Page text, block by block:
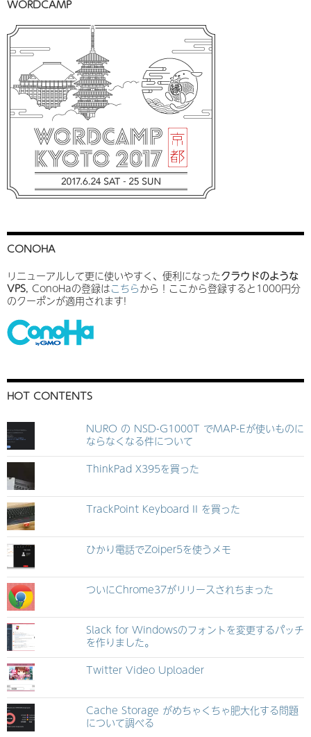
WORDCAMP
CONOHA
リニューアルして更に使いやすく、便利になったクラウドのような
VPS, ConoHaの登録はこちらから！ここから登録すると1000円分
のクーポンが適用されます!
HOT CONTENTS
NURO の NSD-G1000T でMAP-Eが使いものに
ならなくなる件について
ThinkPad X395を買った
TrackPoint Keyboard II を買った
ひかり電話でZoiper5を使うメモ
ついにChrome37がリリースされちまった
Slack for Windowsのフォントを変更するパッチ
を作りました。
Twitter Video Uploader
Cache Storage がめちゃくちゃ肥大化する問題
について調べる